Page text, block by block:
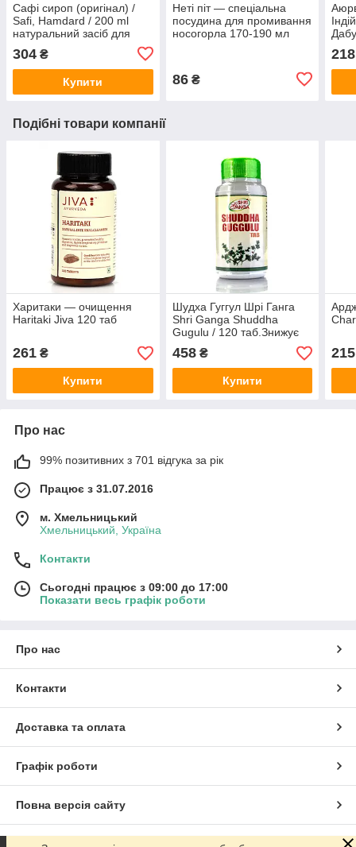
Сафі сироп (оригінал) /
Safi, Hamdard / 200 ml
натуральний засіб для
висипаннях
304 ₴
Купити
Неті піт — спеціальна
посудина для промивання
носогорла 170-190 мл
86₴
218
Подібні товари компанії
Харитаки — очищення
Haritaki Jiva 120 таб
261 ₴
Купити
Шудха Гуггул Шрі Ганга
Shri Ganga Shuddha
Gugulu / 120 таб.Знижує
рівень «поганого»
холестерину (ЛПНЩ)
458₴
Купити
215
Про нас
99% позитивних з 701 відгука за рік
Працює з 31.07.2016
м. Хмельницький
Хмельницький, Україна
Контакти
Сьогодні працює з 09:00 до 17:00
Показати весь графік роботи
Про нас
Контакти
Доставка та оплата
Графік роботи
Повна версія сайту
Сайт створено на маркетплейсі Prom.ua